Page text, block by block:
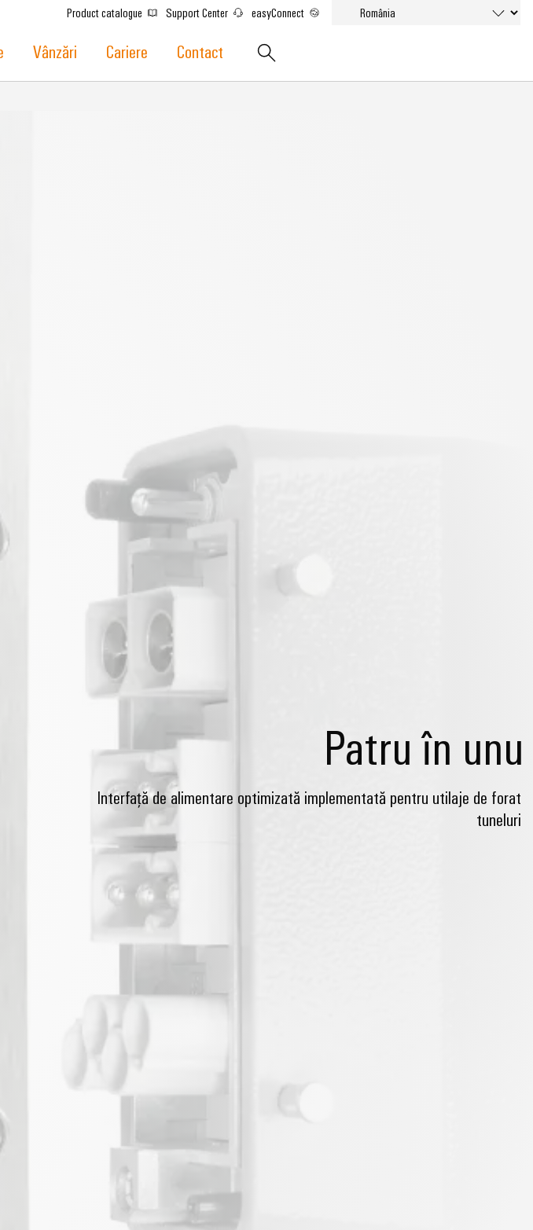
Product catalogue Support Center easyConnect
Vânzări Cariere Contact
Patru în unu
Interfață de alimentare optimizată implementată pentru utilaje de forat
tuneluri